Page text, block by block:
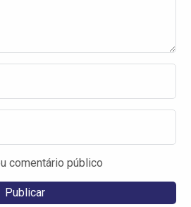
comentário público